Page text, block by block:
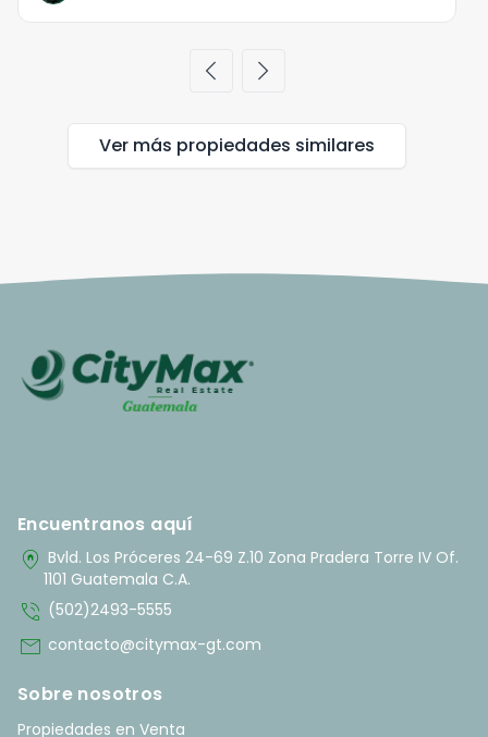
chevron_left chevron_right
Ver más propiedades similares
Encuentranos aquí
home_pin Bvld. Los Próceres 24-69 Z.10 Zona Pradera Torre IV Of.
1101 Guatemala C.A.
phone_in_talk (502)2493-5555
mail contacto@citymax-gt.com
Sobre nosotros
Propiedades en Venta